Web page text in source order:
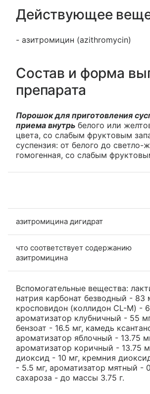
Действующее
- азитромицин (azithromycin)
Состав и форма
препарата
Порошок для приготовления
приема внутрь белого или
цвета, со слабым фруктовым
суспензия: от белого до светло-
гомогенная, со слабым
азитромицина дигидрат
что соответствует содержанию
азитромицина
Вспомогательные вещества:
натрия карбонат безводный - 83
кросповидон (коллидон CL-M) -
ароматизатор клубничный - 55
бензоат - 16.5 мг, камедь
ароматизатор яблочный - 13.75
ароматизатор коричный - 13.75
диоксид - 10 мг, кремния
- 5.5 мг, ароматизатор мятный -
сахароза - до массы 3.75 г.